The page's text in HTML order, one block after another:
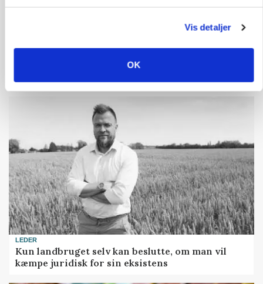
Vis detaljer
OK
Fjerkræbranchen: - Vi forlanger ens
LEDER
Kun landbruget selv kan beslutte, om man vil
kæmpe juridisk for sin eksistens